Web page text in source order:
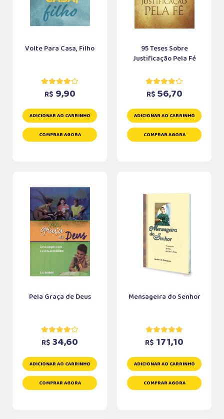
Volte Para Casa, Filho
R$ 9,90
ADICIONAR AO CARRINHO
COMPRAR AGORA
95 Teses Sobre
Justificação Pela Fé
R$ 56,70
ADICIONAR AO CARRINHO
COMPRAR AGORA
Pela Graça de Deus
R$ 34,60
ADICIONAR AO CARRINHO
COMPRAR AGORA
Mensageira do Senhor
R$ 171,10
ADICIONAR AO CARRINHO
COMPRAR AGORA